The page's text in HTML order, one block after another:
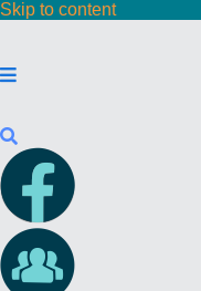
Skip to content